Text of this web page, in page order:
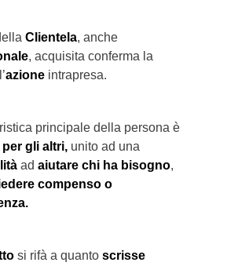
Clientela, anche
, acquisita conferma la
azione intrapresa.
principale della persona è
gli altri, unito ad una
ad aiutare chi ha bisogno,
compenso o
si rifà a quanto scrisse